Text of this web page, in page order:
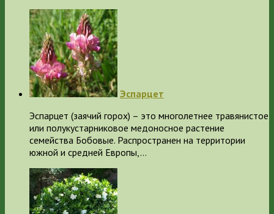
Эспарцет
Эспарцет (заячий горох) – это многолетнее травянистое
или полукустарниковое медоносное растение
семейства Бобовые. Распространен на территории
южной и средней Европы,…